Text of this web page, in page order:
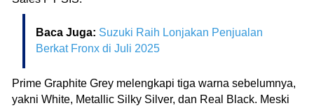
Baca Juga: Suzuki Raih Lonjakan Penjualan
Berkat Fronx di Juli 2025
Prime Graphite Grey melengkapi tiga warna sebelumnya,
yakni White, Metallic Silky Silver, dan Real Black. Meski